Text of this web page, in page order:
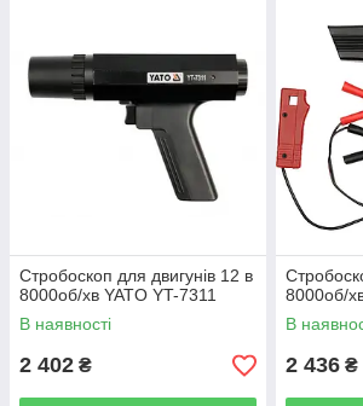
Стробоскоп для двигунів 12 в
8000об/хв YATO YT-7311
В наявності
2 402 ₴
8000об/
В
2 436 ₴